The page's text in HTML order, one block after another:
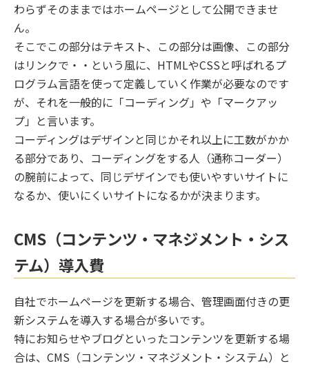
わらずそのままではホームページとして公開できませ
ん。
そこでこの部分はテキスト、この部分は画像、この部分
はリンクで・・という風に、HTMLやCSSと呼ばれるプ
ログラム言語を使って定義していく作業が必要なのです
が、それを一般的に「コーディング」や「マークアッ
プ」と言います。
コーディングはデザインと同じかそれ以上に工数がかか
る部分であり、コーディングをする人（通称コーダー）
の腕前によって、同じデザインでも使いやすいサイトに
なるか、使いにくいサイトになるかが決まります。
CMS（コンテンツ・マネジメント・シス
テム）導入費
自社でホームページを更新する場合、管理画面付きの更
新システムを導入する場合が多いです。
特にお知らせやブログといったコンテンツを更新する場
合は、CMS（コンテンツ・マネジメント・システム）と